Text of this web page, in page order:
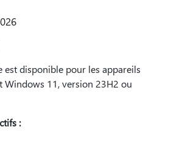
est disponible pour les appareils
Windows 11, version 23H2 ou
: